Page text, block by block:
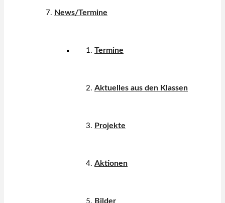
News/Termine
Termine
Aktuelles aus den Klassen
Projekte
Aktionen
Bilder